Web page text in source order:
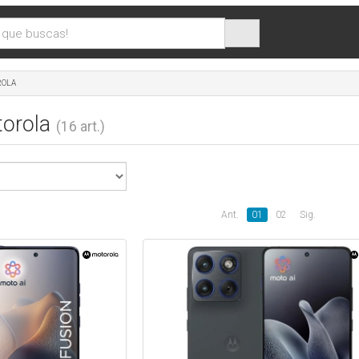
(16 art.)
Ant. 01 02 Sig.